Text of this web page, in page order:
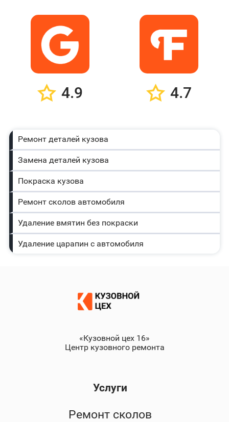
4.9 4.7
Ремонт деталей кузова
Замена деталей кузова
Покраска кузова
Ремонт сколов автомобиля
Удаление вмятин без покраски
Удаление царапин с автомобиля
«Кузовной цех 16»
Центр кузовного ремонта
Услуги
Ремонт сколов